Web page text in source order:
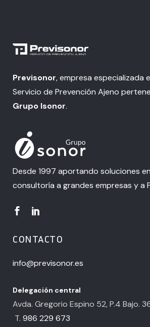
Previsonor, empresa especializada
Servicio de Prevención Ajeno
Grupo Isonor.
Desde 1997 aportando soluciones en
consultoría a grandes empresas y a
CONTACTO
info@previsonor.es
Delegación central
Avda. Gregorio Espino 52, P.4 Bajo.
T. 986 229 673